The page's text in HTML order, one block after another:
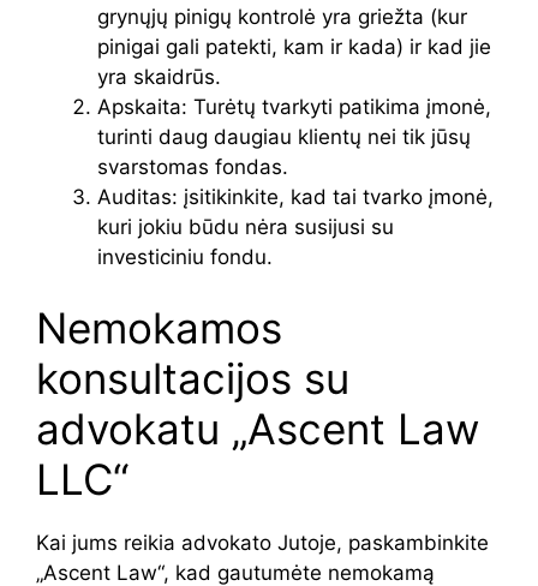
grynųjų pinigų kontrolė yra griežta (kur
pinigai gali patekti, kam ir kada) ir kad jie
yra skaidrūs.
Apskaita: Turėtų tvarkyti patikima įmonė,
turinti daug daugiau klientų nei tik jūsų
svarstomas fondas.
Auditas: įsitikinkite, kad tai tvarko įmonė,
kuri jokiu būdu nėra susijusi su
investiciniu fondu.
Nemokamos
konsultacijos su
advokatu „Ascent Law
LLC“
Kai jums reikia advokato Jutoje, paskambinkite
„Ascent Law“, kad gautumėte nemokamą